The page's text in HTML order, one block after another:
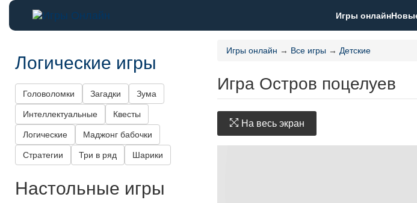
Игры онлайн
Игры онлайн → Все игры → Детские
Игра Остров поцелуев
На весь экран
Логические игры
Головоломки Загадки Зума
Интеллектуальные Квесты
Логические Маджонг бабочки
Стратегии Три в ряд Шарики
Настольные игры